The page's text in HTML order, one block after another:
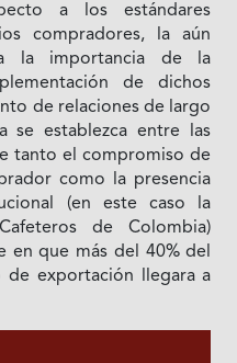
a los estándares
compradores, la aún
la importancia de la
de dichos
de relaciones de largo
se establezca entre las
tanto el compromiso de
como la presencia
(en este caso la
de Colombia)
en que más del 40% del
exportación llegara a